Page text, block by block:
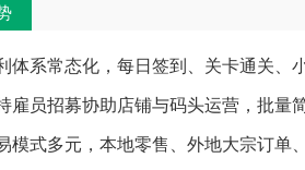
体系常态化，每日签到、关卡通关、
雇员招募协助店铺与码头运营，批量
模式多元，本地零售、外地大宗订单